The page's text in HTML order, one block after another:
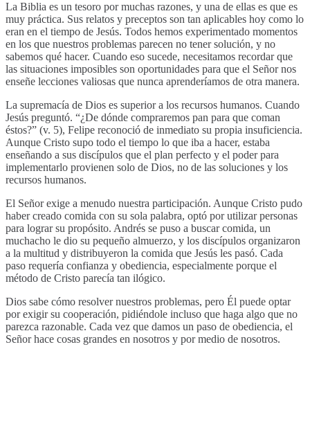
La Biblia es un tesoro por muchas razones, y una de ellas es que es
muy práctica. Sus relatos y preceptos son tan aplicables hoy como lo
eran en el tiempo de Jesús. Todos hemos experimentado momentos
en los que nuestros problemas parecen no tener solución, y no
sabemos qué hacer. Cuando eso sucede, necesitamos recordar que
las situaciones imposibles son oportunidades para que el Señor nos
enseñe lecciones valiosas que nunca aprenderíamos de otra manera.
La supremacía de Dios es superior a los recursos humanos. Cuando
Jesús preguntó. “¿De dónde compraremos pan para que coman
éstos?” (v. 5), Felipe reconoció de inmediato su propia insuficiencia.
Aunque Cristo supo todo el tiempo lo que iba a hacer, estaba
enseñando a sus discípulos que el plan perfecto y el poder para
implementarlo provienen solo de Dios, no de las soluciones y los
recursos humanos.
El Señor exige a menudo nuestra participación. Aunque Cristo pudo
haber creado comida con su sola palabra, optó por utilizar personas
para lograr su propósito. Andrés se puso a buscar comida, un
muchacho le dio su pequeño almuerzo, y los discípulos organizaron
a la multitud y distribuyeron la comida que Jesús les pasó. Cada
paso requería confianza y obediencia, especialmente porque el
método de Cristo parecía tan ilógico.
Dios sabe cómo resolver nuestros problemas, pero Él puede optar
por exigir su cooperación, pidiéndole incluso que haga algo que no
parezca razonable. Cada vez que damos un paso de obediencia, el
Señor hace cosas grandes en nosotros y por medio de nosotros.